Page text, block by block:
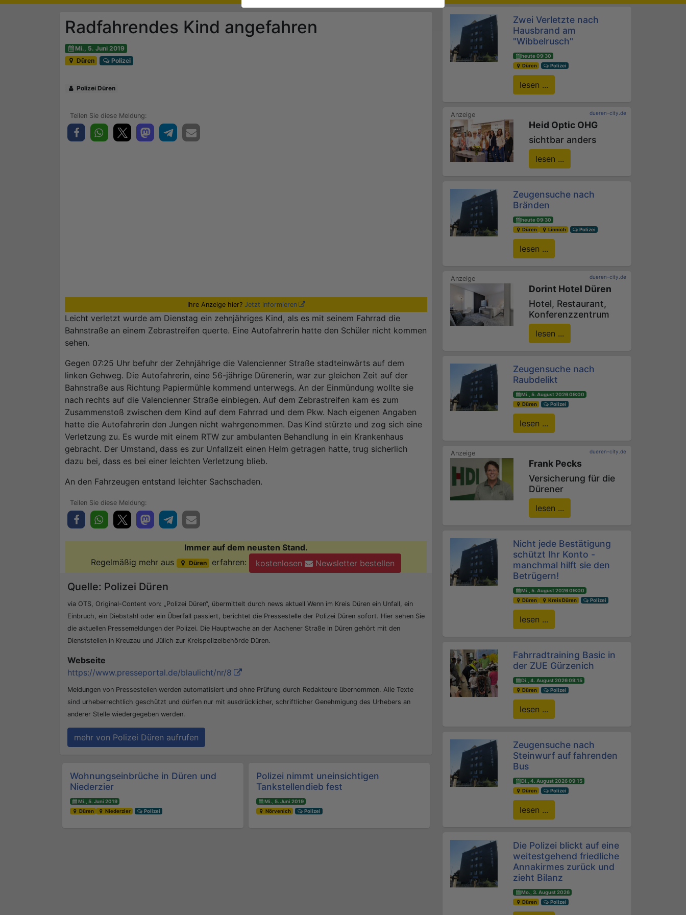
Radfahrendes Kind angefahren
Mi., 5. Juni 2019
Düren
Polizei
Polizei Düren
Ihre Anzeige hier? Jetzt informieren
Leicht verletzt wurde am Dienstag ein zehnjähriges Kind, als es mit seinem Fahrrad die
Bahnstraße an einem Zebrastreifen querte. Eine Autofahrerin hatte den Schüler nicht kommen
sehen.
Gegen 07:25 Uhr befuhr der Zehnjährige die Valencienner Straße stadteinwärts auf dem
linken Gehweg. Die Autofahrerin, eine 56-jährige Dürenerin, war zur gleichen Zeit auf der
Bahnstraße aus Richtung Papiermühle kommend unterwegs. An der Einmündung wollte sie
nach rechts auf die Valencienner Straße einbiegen. Auf dem Zebrastreifen kam es zum
Zusammenstoß zwischen dem Kind auf dem Fahrrad und dem Pkw. Nach eigenen Angaben
hatte die Autofahrerin den Jungen nicht wahrgenommen. Das Kind stürzte und zog sich eine
Verletzung zu. Es wurde mit einem RTW zur ambulanten Behandlung in ein Krankenhaus
gebracht. Der Umstand, dass es zur Unfallzeit einen Helm getragen hatte, trug sicherlich
dazu bei, dass es bei einer leichten Verletzung blieb.
An den Fahrzeugen entstand leichter Sachschaden.
Immer auf dem neusten Stand.
Regelmäßig mehr aus
Düren erfahren: kostenlosen Newsletter bestellen
Quelle: Polizei Düren
via OTS, Original-Content von: „Polizei Düren“, übermittelt durch news aktuell Wenn im Kreis Düren ein Unfall, ein
Einbruch, ein Diebstahl oder ein Überfall passiert, berichtet die Pressestelle der Polizei Düren sofort. Hier sehen Sie
die aktuellen Pressemeldungen der Polizei. Die Hauptwache an der Aachener Straße in Düren gehört mit den
Dienststellen in Kreuzau und Jülich zur Kreispolizeibehörde Düren.
Webseite
https://www.presseportal.de/blaulicht/nr/8
Meldungen von Pressestellen werden automatisiert und ohne Prüfung durch Redakteure übernommen. Alle Texte
sind urheberrechtlich geschützt und dürfen nur mit ausdrücklicher, schriftlicher Genehmigung des Urhebers an
anderer Stelle wiedergegeben werden.
mehr von Polizei Düren aufrufen
Beitrags-Navigation
Wohnungseinbrüche in Düren und
Niederzier
Mi., 5. Juni 2019
Düren
Niederzier Polizei
Polizei nimmt uneinsichtigen
Tankstellendieb fest
Mi., 5. Juni 2019
Nörvenich
Polizei
Zwei Verletzte nach
Hausbrand am
"Wibbelrusch"
heute 09:30
Düren
Polizei
lesen ...
dueren-city.de
Heid Optic OHG
sichtbar anders
lesen ...
Zeugensuche nach
Bränden
heute 09:30
Düren
Linnich Polizei
lesen ...
dueren-city.de
Dorint Hotel Düren
Hotel, Restaurant,
Konferenzzentrum
lesen ...
Zeugensuche nach
Raubdelikt
Mi., 5. August 2026 09:00
Düren
Polizei
lesen ...
dueren-city.de
Frank Pecks
Versicherung für die
Dürener
lesen ...
Nicht jede Bestätigung
schützt Ihr Konto -
manchmal hilft sie den
Betrügern!
Mi., 5. August 2026 09:00
Düren
Kreis Düren Polizei
lesen ...
Fahrradtraining Basic in
der ZUE Gürzenich
Di., 4. August 2026 09:15
Düren
Polizei
lesen ...
Zeugensuche nach
Steinwurf auf fahrenden
Bus
Di., 4. August 2026 09:15
Düren
Polizei
lesen ...
Die Polizei blickt auf eine
weitestgehend friedliche
Annakirmes zurück und
zieht Bilanz
Mo., 3. August 2026
Düren
Polizei